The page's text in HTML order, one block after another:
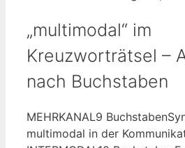
„multimodal“ im
Kreuzworträtsel –
nach Buchstaben
MEHRKANAL9 Buchstaben
multimodal in der